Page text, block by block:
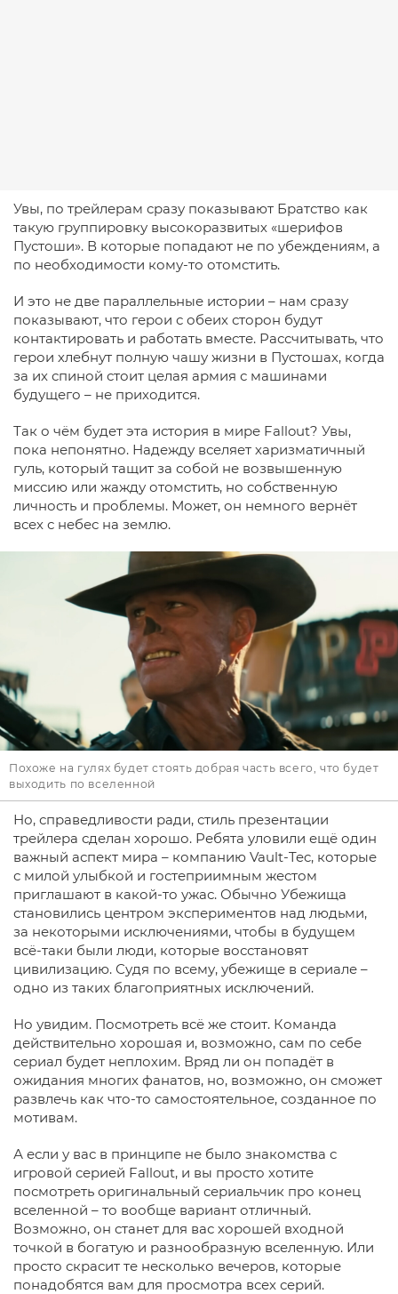
Увы, по трейлерам сразу показывают Братство как
такую группировку высокоразвитых «шерифов
Пустоши». В которые попадают не по убеждениям, а
по необходимости кому-то отомстить.
И это не две параллельные истории – нам сразу
показывают, что герои с обеих сторон будут
контактировать и работать вместе. Рассчитывать, что
герои хлебнут полную чашу жизни в Пустошах, когда
за их спиной стоит целая армия с машинами
будущего – не приходится.
Так о чём будет эта история в мире Fallout? Увы,
пока непонятно. Надежду вселяет харизматичный
гуль, который тащит за собой не возвышенную
миссию или жажду отомстить, но собственную
личность и проблемы. Может, он немного вернёт
всех с небес на землю.
Похоже на гулях будет стоять добрая часть всего, что будет
выходить по вселенной
Но, справедливости ради, стиль презентации
трейлера сделан хорошо. Ребята уловили ещё один
важный аспект мира – компанию Vault-Tec, которые
с милой улыбкой и гостеприимным жестом
приглашают в какой-то ужас. Обычно Убежища
становились центром экспериментов над людьми,
за некоторыми исключениями, чтобы в будущем
всё-таки были люди, которые восстановят
цивилизацию. Судя по всему, убежище в сериале –
одно из таких благоприятных исключений.
Но увидим. Посмотреть всё же стоит. Команда
действительно хорошая и, возможно, сам по себе
сериал будет неплохим. Вряд ли он попадёт в
ожидания многих фанатов, но, возможно, он сможет
развлечь как что-то самостоятельное, созданное по
мотивам.
А если у вас в принципе не было знакомства с
игровой серией Fallout, и вы просто хотите
посмотреть оригинальный сериальчик про конец
вселенной – то вообще вариант отличный.
Возможно, он станет для вас хорошей входной
точкой в богатую и разнообразную вселенную. Или
просто скрасит те несколько вечеров, которые
понадобятся вам для просмотра всех серий.